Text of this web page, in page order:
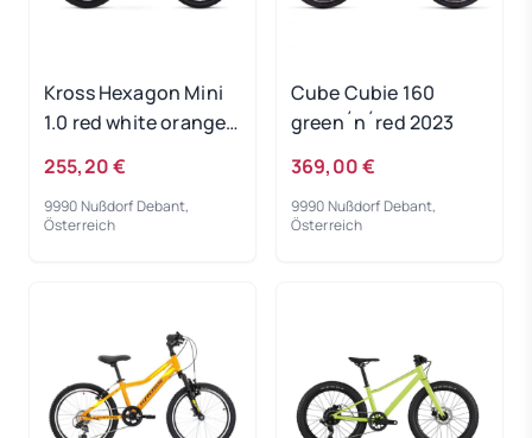
Kross Hexagon Mini
1.0 red white orange
255,20 €
9990 Nußdorf Debant,
Österreich
Cube Cubie 160
green´n´red 2023
369,00 €
9990 Nußdorf Debant,
Österreich